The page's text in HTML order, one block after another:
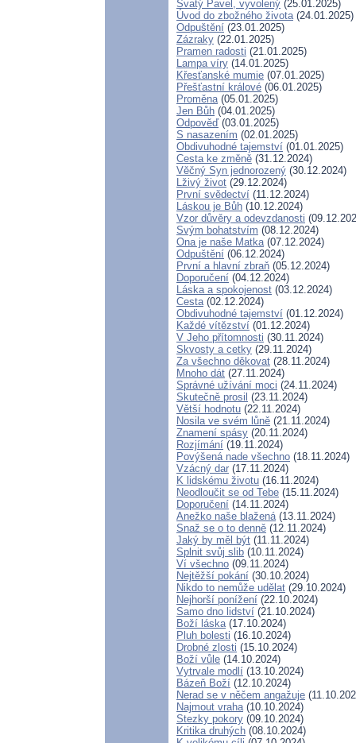
Svatý Pavel, vyvolený (25.01.2025)
Úvod do zbožného života(24.01.2025)
Odpuštění (23.01.2025)
Zázraky (22.01.2025)
Pramen radosti (21.01.2025)
Lampa víry (14.01.2025)
Křesťanské mumie (07.01.2025)
Přešťastní králové (06.01.2025)
Proměna(05.01.2025)
Jen Bůh (04.01.2025)
Odpověď (03.01.2025)
S nasazením (02.01.2025)
Obdivuhodné tajemství (01.01.2025)
Cesta ke změně (31.12.2024)
Věčný Syn jednorozený (30.12.2024)
Lživý život (29.12.2024)
První svědectví (11.12.2024)
Láskou je Bůh (10.12.2024)
Vzor důvěry a odevzdanosti
Svým bohatstvím (08.12.2024)
Ona je naše Matka(07.12.2024)
Odpuštění (06.12.2024)
První a hlavní zbraň (05.12.2024)
Doporučení (04.12.2024)
Láska a spokojenost (03.12.2024)
Cesta(02.12.2024)
Obdivuhodné tajemství (01.12.2024)
Každé vítězství (01.12.2024)
V Jeho přítomnosti (30.11.2024)
Skvosty a cetky (29.11.2024)
Za všechno děkovat (28.11.2024)
Mnoho dát (27.11.2024)
Správné užívání moci (24.11.2024)
Skutečně prosil (23.11.2024)
Větší hodnotu (22.11.2024)
Nosila ve svém lůně (21.11.2024)
Znamení spásy (20.11.2024)
Rozjímání (19.11.2024)
Povýšená nade všechno (18.11.2024)
Vzácný dar (17.11.2024)
K lidskému životu (16.11.2024)
Neodloučit se od Tebe (15.11.2024)
Doporučení (14.11.2024)
Anežko naše blažená(13.11.2024)
Snaž se o to denně (12.11.2024)
Jaký by měl být (11.11.2024)
Splnit svůj slib (10.11.2024)
Ví všechno (09.11.2024)
Nejtěžší pokání (30.10.2024)
Nikdo to nemůže udělat (29.10.2024)
Nejhorší ponížení (22.10.2024)
Samo dno lidství (21.10.2024)
Boží láska(17.10.2024)
Pluh bolesti (16.10.2024)
Drobné zlosti (15.10.2024)
Boží vůle (14.10.2024)
Vytrvale modlí (13.10.2024)
Bázeň Boží (12.10.2024)
Nerad se v něčem angažuje
Najmout vraha(10.10.2024)
Stezky pokory (09.10.2024)
Kritika druhých (08.10.2024)